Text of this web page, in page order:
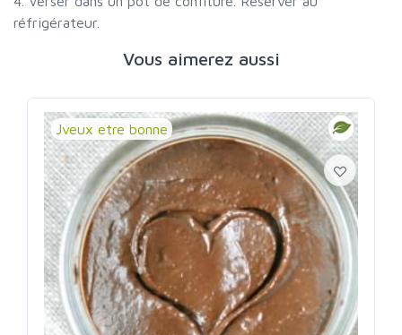
réfrigérateur.
Vous aimerez aussi
Jveux etre bonne